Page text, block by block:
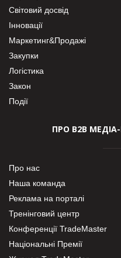
Світовий досвід
Інновації
Маркетинг&Продажі
Закупки
Логістика
Закон
Події
ПРО В2В МЕДІА-
Про нас
Наша команда
Реклама на порталі
Тренінговий центр
Конференції TradeMaster
Національні Премії